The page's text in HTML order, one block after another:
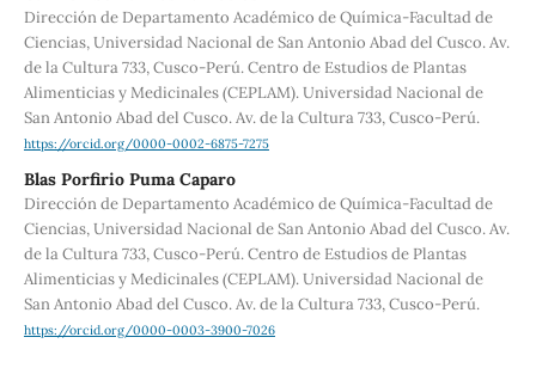
Dirección de Departamento Académico de Química-Facultad de
Ciencias, Universidad Nacional de San Antonio Abad del Cusco. Av.
de la Cultura 733, Cusco-Perú. Centro de Estudios de Plantas
Alimenticias y Medicinales (CEPLAM). Universidad Nacional de
San Antonio Abad del Cusco. Av. de la Cultura 733, Cusco-Perú.
https://orcid.org/0000-0002-6875-7275
Blas Porfirio Puma Caparo
Dirección de Departamento Académico de Química-Facultad de
Ciencias, Universidad Nacional de San Antonio Abad del Cusco. Av.
de la Cultura 733, Cusco-Perú. Centro de Estudios de Plantas
Alimenticias y Medicinales (CEPLAM). Universidad Nacional de
San Antonio Abad del Cusco. Av. de la Cultura 733, Cusco-Perú.
https://orcid.org/0000-0003-3900-7026